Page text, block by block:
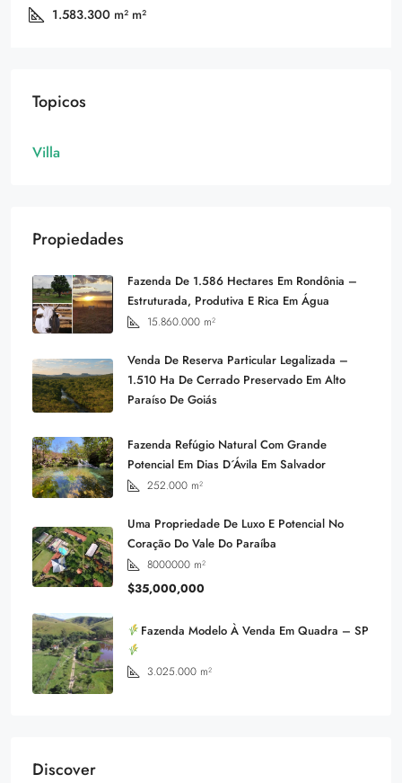
1.583.300 m² m²
Topicos
Villa
Propiedades
Fazenda De 1.586 Hectares Em Rondônia –
Estruturada, Produtiva E Rica Em Água
15.860.000 m²
Venda De Reserva Particular Legalizada –
1.510 Ha De Cerrado Preservado Em Alto
Paraíso De Goiás
Fazenda Refúgio Natural Com Grande
Potencial Em Dias D´Ávila Em Salvador
252.000 m²
Uma Propriedade De Luxo E Potencial No
Coração Do Vale Do Paraíba
8000000 m²
$35,000,000
Fazenda Modelo À Venda Em Quadra – SP
3.025.000 m²
Discover